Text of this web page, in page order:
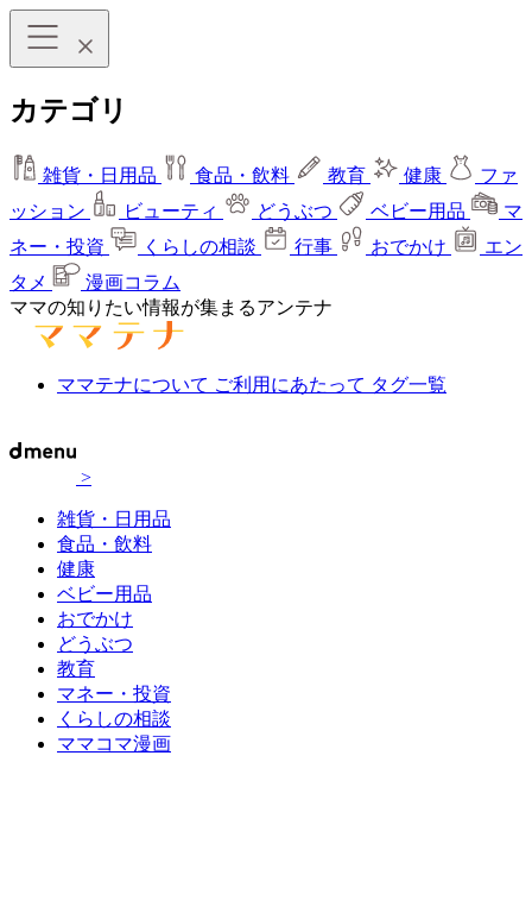
カテゴリ
雑貨・日用品 食品・飲料 教育 健康
ファ
ッション
ビューティ どうぶつ ベビー用品
マ
ネー・投資
くらしの相談 行事 おでかけ
エン
タメ
漫画コラム
ママの知りたい情報が集まるアンテナ
ママテナについて ご利用にあたって タグ一覧
>
雑貨・日用品
食品・飲料
健康
ベビー用品
おでかけ
どうぶつ
教育
マネー・投資
くらしの相談
ママコマ漫画